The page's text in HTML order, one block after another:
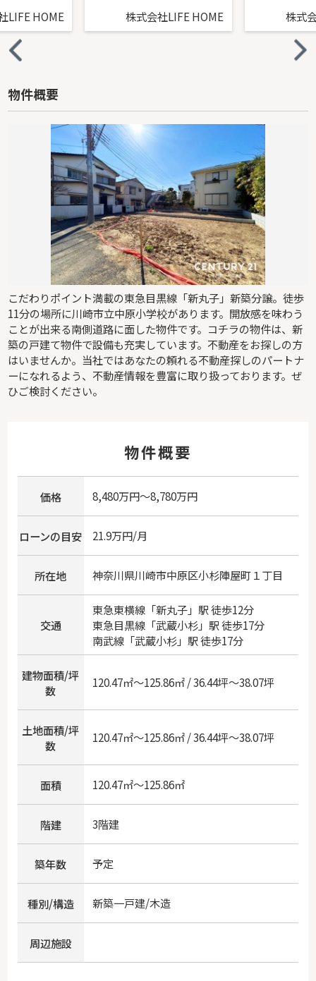
LIFE HOME
株式会社LIFE HOME
株式
物件概要
こだわりポイント満載の東急目黒線「新丸子」新築分譲。徒歩
11分の場所に川崎市立中原小学校があります。開放感を味わう
ことが出来る南側道路に面した物件です。コチラの物件は、新
築の戸建て物件で設備も充実しています。不動産をお探しの方
はいませんか。当社ではあなたの頼れる不動産探しのパートナ
ーになれるよう、不動産情報を豊富に取り扱っております。ぜ
ひご検討ください。
物件概要
価格 8,480万円～8,780万円
ローンの目安 21.9万円/月
所在地 神奈川県川崎市中原区小杉陣屋町１丁目
交通
東急東横線「新丸子」駅 徒歩12分
東急目黒線「武蔵小杉」駅 徒歩17分
南武線「武蔵小杉」駅 徒歩17分
建物面積/坪
数
120.47㎡～125.86㎡ / 36.44坪～38.07坪
土地面積/坪
数
120.47㎡～125.86㎡ / 36.44坪～38.07坪
面積 120.47㎡～125.86㎡
階建 3階建
築年数 予定
種別/構造 新築一戸建/木造
周辺施設